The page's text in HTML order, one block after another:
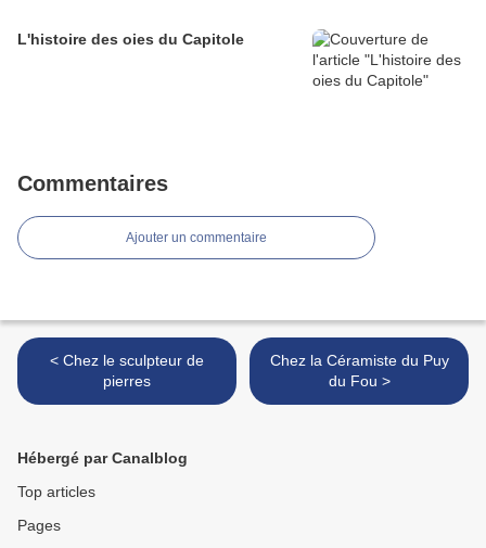
L'histoire des oies du Capitole
Commentaires
Ajouter un commentaire
< Chez le sculpteur de
pierres
Chez la Céramiste du Puy
du Fou >
Hébergé par Canalblog
Top articles
Pages